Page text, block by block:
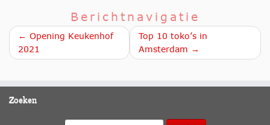
Berichtnavigatie
← Opening Keukenhof
2021
Top 10 toko’s in
Amsterdam →
Zoeken